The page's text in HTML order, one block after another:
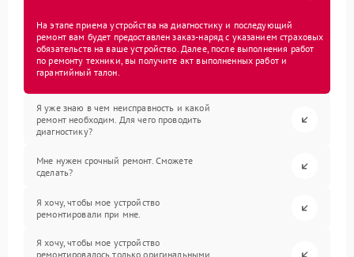
На этапе приема устройства на диагностику и последующий
ремонт вам будет предоставлен заказ-наряд с указанием страховых
обязательств на ваше устройство. Далее, после выполнения работ
по ремонту техники, вы получите акт выполненных работ и
гарантийный талон.
Я уже знаю в чем неисправность и какой
ремонт необходим. Для чего проводить
диагностику?
Мне нужен срочный ремонт. Сможете
сделать?
Я хочу, чтобы мое устройство
ремонтировали при мне.
Я хочу, чтобы мое устройство
ремонтировалось только оригинальными